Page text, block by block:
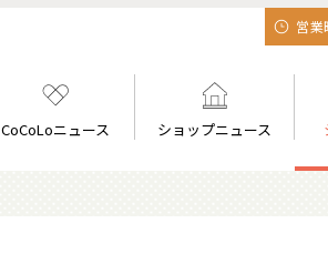
CoCoLoニュース ショップニュース
営業